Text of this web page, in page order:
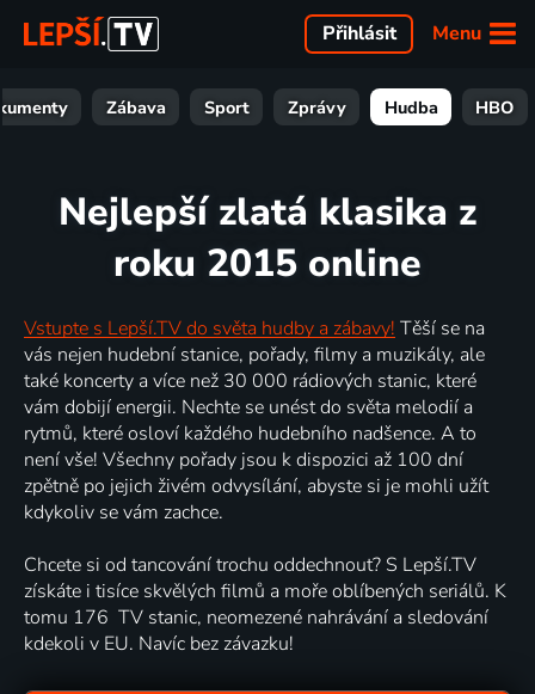
Menu
Přihlásit
Zábava Sport Zprávy Hudba HBO
Nejlepší zlatá klasika z
roku 2015 online
Vstupte s Lepší.TV do světa hudby a zábavy! Těší se na
vás nejen hudební stanice, pořady, filmy a muzikály, ale
také koncerty a více než 30 000 rádiových stanic, které
vám dobijí energii. Nechte se unést do světa melodií a
rytmů, které osloví každého hudebního nadšence. A to
není vše! Všechny pořady jsou k dispozici až 100 dní
zpětně po jejich živém odvysílání, abyste si je mohli užít
kdykoliv se vám zachce.
Chcete si od tancování trochu oddechnout? S Lepší.TV
získáte i tisíce skvělých filmů a moře oblíbených seriálů. K
tomu 176 TV stanic, neomezené nahrávání a sledování
kdekoli v EU. Navíc bez závazku!